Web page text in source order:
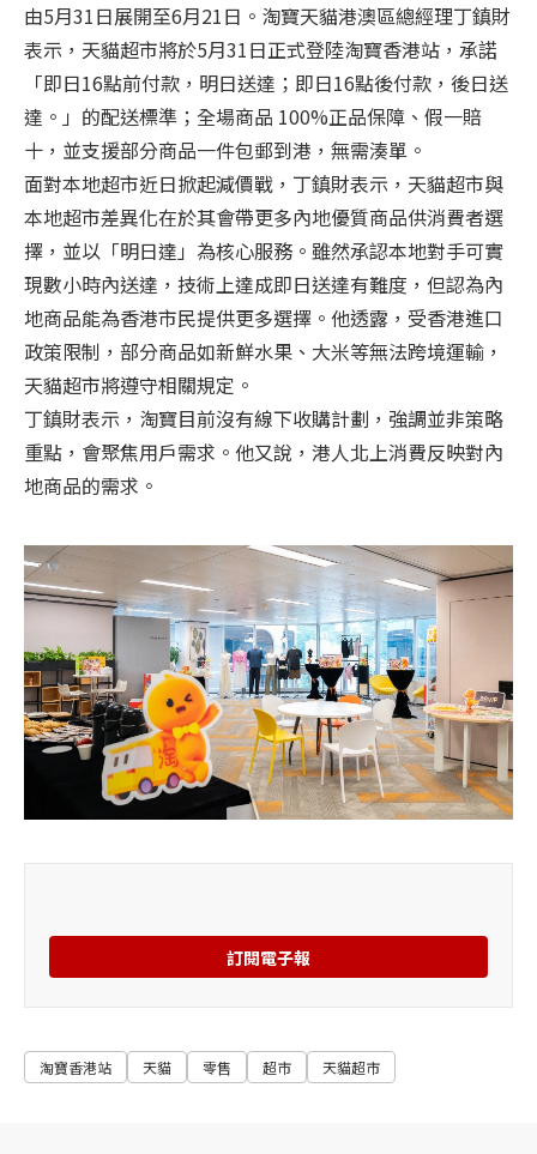
由5月31日展開至6月21日。淘寶天貓港澳區總經理丁鎮財
表示，天貓超市將於5月31日正式登陸淘寶香港站，承諾
「即日16點前付款，明日送達；即日16點後付款，後日送
達。」的配送標準；全場商品 100%正品保障、假一賠
十，並支援部分商品一件包郵到港，無需湊單。
面對本地超市近日掀起減價戰，丁鎮財表示，天貓超市與
本地超市差異化在於其會帶更多內地優質商品供消費者選
擇，並以「明日達」為核心服務。雖然承認本地對手可實
現數小時內送達，技術上達成即日送達有難度，但認為內
地商品能為香港市民提供更多選擇。他透露，受香港進口
政策限制，部分商品如新鮮水果、大米等無法跨境運輸，
天貓超市將遵守相關規定。
丁鎮財表示，淘寶目前沒有線下收購計劃，強調並非策略
重點，會聚焦用戶需求。他又說，港人北上消費反映對內
地商品的需求。
訂閱電子報
淘寶香港站 天貓 零售 超市 天貓超市